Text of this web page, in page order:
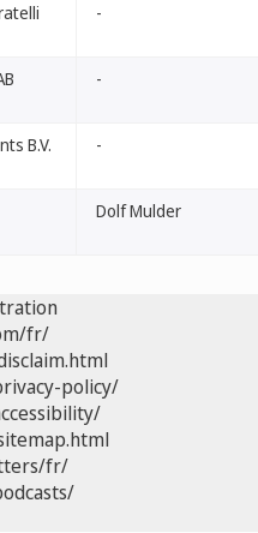
-
-
B.V. -
Dolf Mulder
fr/
policy/
fr/